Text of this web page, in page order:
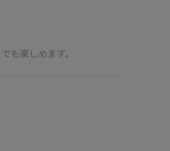
も楽しめます。